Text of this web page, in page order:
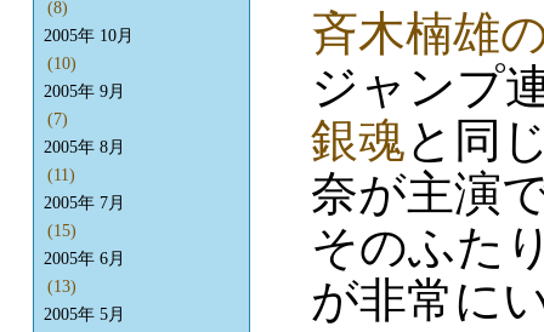
斉木楠雄
ジャンプ
銀魂と同
奈が主演
そのふた
が非常に
(8)
2005年 10月
(10)
2005年 9月
(7)
2005年 8月
(11)
2005年 7月
(15)
2005年 6月
(13)
2005年 5月